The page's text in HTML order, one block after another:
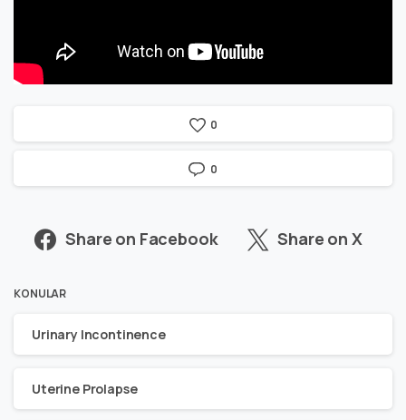
0
0
Share on Facebook Share on X
KONULAR
Urinary Incontinence
Uterine Prolapse